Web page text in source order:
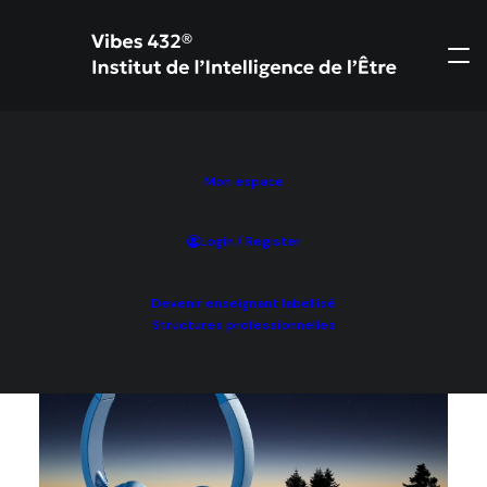
Mon espace
Login / Register
Devenir enseignant labellisé
Structures professionnelles